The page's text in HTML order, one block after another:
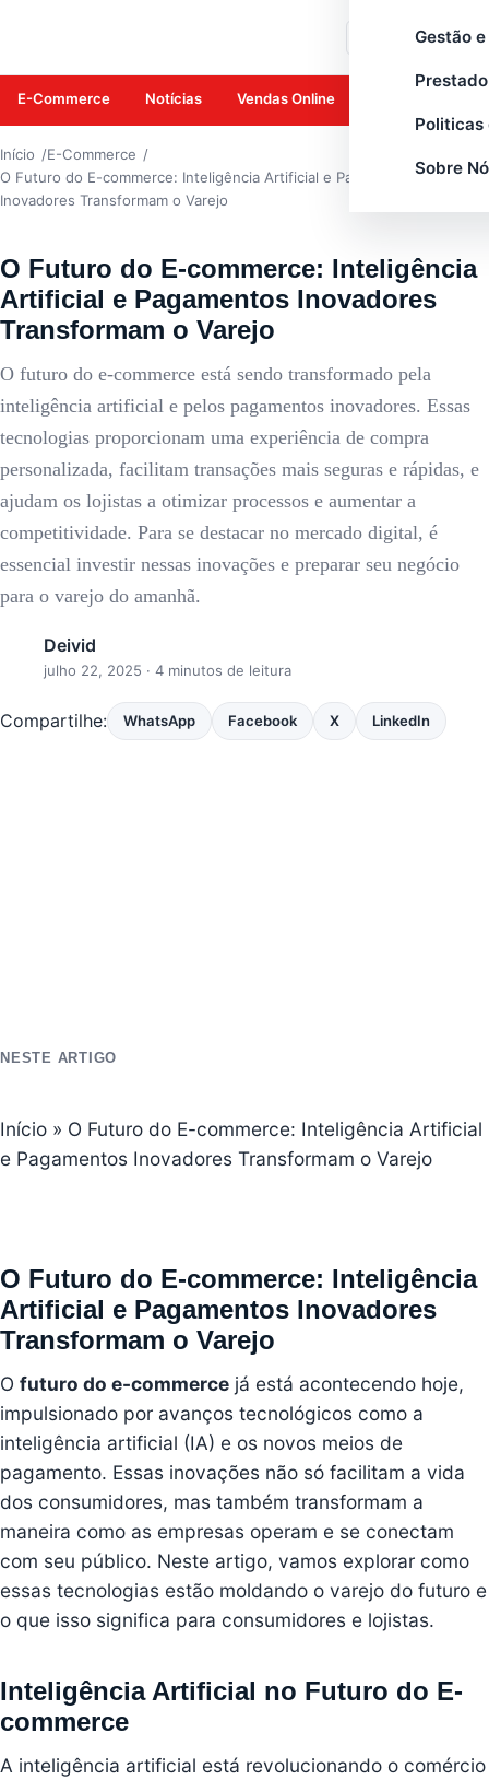
Gestão
Politicas
Sobre
E-Commerce Notícias Vendas Online
Início
E-Commerce
O Futuro do E-commerce: Inteligência Artificial e Pagamentos
Inovadores Transformam o Varejo
O Futuro do E-commerce: Inteligência
Artificial e Pagamentos Inovadores
Transformam o Varejo
O futuro do e-commerce está sendo transformado pela
inteligência artificial e pelos pagamentos inovadores. Essas
tecnologias proporcionam uma experiência de compra
personalizada, facilitam transações mais seguras e rápidas, e
ajudam os lojistas a otimizar processos e aumentar a
competitividade. Para se destacar no mercado digital, é
essencial investir nessas inovações e preparar seu negócio
para o varejo do amanhã.
Deivid
julho 22, 2025 · 4 minutos de leitura
Compartilhe: WhatsApp Facebook X LinkedIn
NESTE ARTIGO
Início » O Futuro do E-commerce: Inteligência Artificial
e Pagamentos Inovadores Transformam o Varejo
O Futuro do E-commerce: Inteligência
Artificial e Pagamentos Inovadores
Transformam o Varejo
O futuro do e-commerce já está acontecendo hoje,
impulsionado por avanços tecnológicos como a
inteligência artificial (IA) e os novos meios de
pagamento. Essas inovações não só facilitam a vida
dos consumidores, mas também transformam a
maneira como as empresas operam e se conectam
com seu público. Neste artigo, vamos explorar como
essas tecnologias estão moldando o varejo do futuro e
o que isso significa para consumidores e lojistas.
Inteligência Artificial no Futuro do E-
commerce
A inteligência artificial está revolucionando o comércio